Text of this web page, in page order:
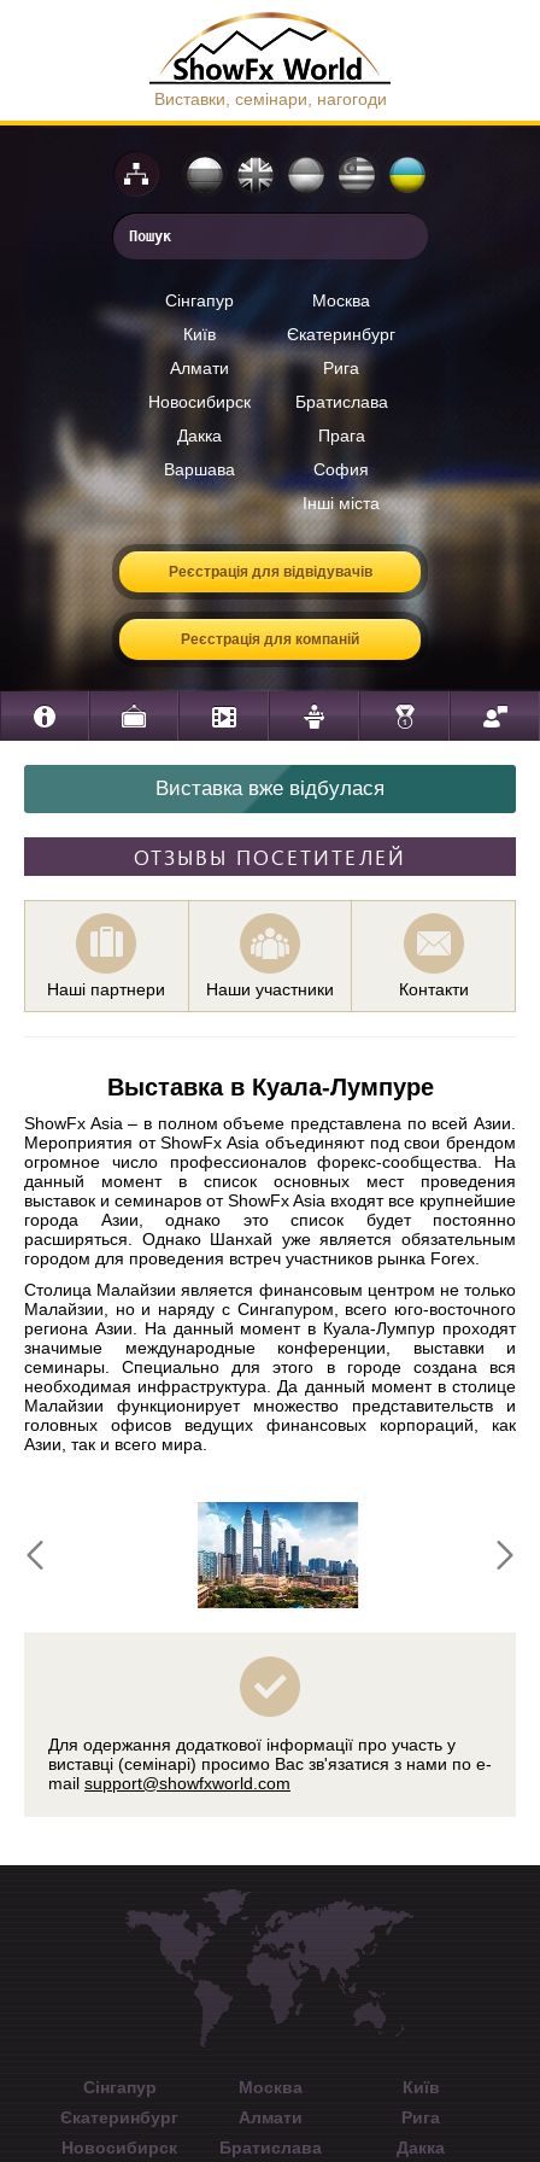
Виставки, семінари, нагогоди
Сінгапур
Москва
Київ
Єкатеринбург
Алмати
Рига
Новосибирск
Братислава
Дакка
Прага
Варшава
София
Інші міста
Реєстрація для відвідувачів
Реєстрація для компаній
Виставка вже відбулася
ОТЗЫВЫ ПОСЕТИТЕЛЕЙ
Наші партнери Наши участники Контакти
Выставка в Куала-Лумпуре
ShowFx Asia – в полном объеме представлена по всей Азии.
Мероприятия от ShowFx Asia объединяют под свои брендом
огромное число профессионалов форекс-сообщества. На
данный момент в список основных мест проведения
выставок и семинаров от ShowFx Asia входят все крупнейшие
города Азии, однако это список будет постоянно
расширяться. Однако Шанхай уже является обязательным
городом для проведения встреч участников рынка Forex.
Столица Малайзии является финансовым центром не только
Малайзии, но и наряду с Сингапуром, всего юго-восточного
региона Азии. На данный момент в Куала-Лумпур проходят
значимые международные конференции, выставки и
семинары. Специально для этого в городе создана вся
необходимая инфраструктура. Да данный момент в столице
Малайзии функционирует множество представительств и
головных офисов ведущих финансовых корпораций, как
Азии, так и всего мира.
Для одержання додаткової інформації про участь у
виставці (семінарі) просимо Вас зв'язатися з нами по e-
mail support@showfxworld.com
Сінгапур Москва
Київ
Єкатеринбург
Алмати
Рига
Новосибирск
Братислава Дакка